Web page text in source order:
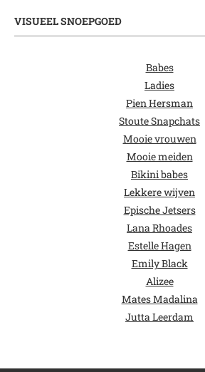
VISUEEL SNOEPGOED
Babes
Ladies
Pien Hersman
Stoute Snapchats
Mooie vrouwen
Mooie meiden
Bikini babes
Lekkere wijven
Epische Jetsers
Lana Rhoades
Estelle Hagen
Emily Black
Alizee
Mates Madalina
Jutta Leerdam